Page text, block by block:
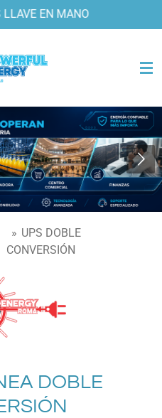
LLAVE EN MANO
» UPS DOBLE
CONVERSIÓN
DOBLE